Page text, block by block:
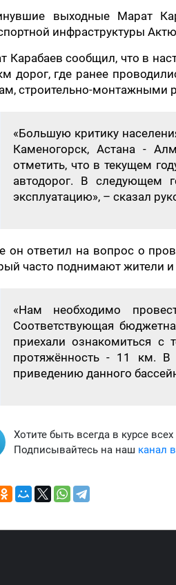
выходные Марат
инфраструктуры
Карабаев сообщил, что в
дорог, где ранее
строительно-монтажными
«Большую критику
Каменогорск, Астана -
отметить, что в текущем
автодорог. В следующем
эксплуатацию», – сказал
он ответил на вопрос о
часто поднимают жители и
«Нам необходимо
Соответствующая
приехали ознакомиться с
протяжённость - 11 км. В
приведению данного
Хотите быть всегда в курсе
Подписывайтесь на наш канал